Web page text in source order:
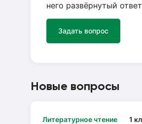
него развёрнутый
Задать вопрос
Новые вопросы
Литературное чтение 1